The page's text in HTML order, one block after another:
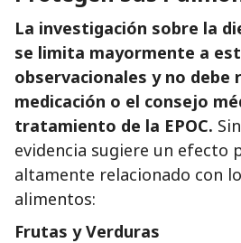
La investigación sobre la
se limita mayormente a
observacionales y no debe
medicación o el consejo
tratamiento de la EPOC.
evidencia sugiere un efecto
altamente relacionado con
alimentos:
Frutas y Verduras